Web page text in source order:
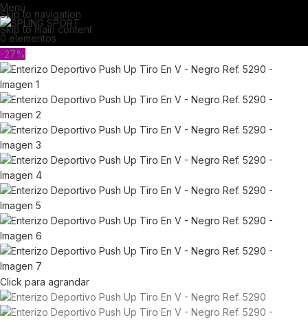
Skip to navigation
Skip to main content
Menú
0 elementos
-27%
Click para agrandar